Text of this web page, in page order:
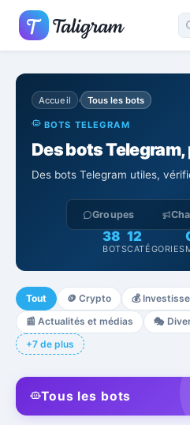
Accueil › Tous les bots
BOTS TELEGRAM
Des bots Telegram,
Des bots Telegram utiles,
Groupes
38
BOTS
12
CATÉGORIES
Tout 🪙 Crypto 💰
📰 Actualités et médias 🎭
+7 de plus
Tous les bots